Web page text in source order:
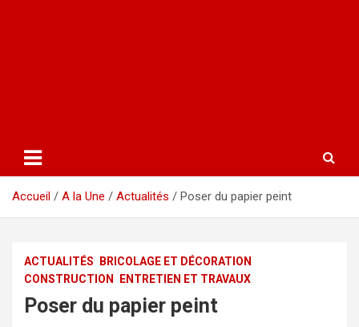
Accueil A la Une Actualités Poser du papier peint
ACTUALITÉS
BRICOLAGE ET DÉCORATION
CONSTRUCTION
ENTRETIEN ET TRAVAUX
Poser du papier peint